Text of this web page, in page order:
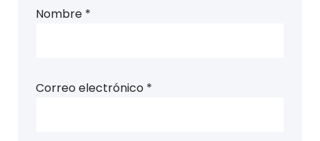
Nombre *
Correo electrónico *